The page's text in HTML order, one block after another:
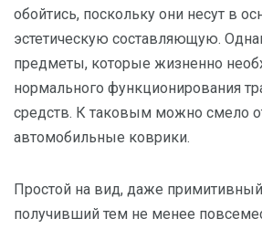
обойтись, поскольку они несут в
эстетическую составляющую.
предметы, которые жизненно
нормального функционирования
средств. К таковым можно смело
автомобильные коврики.
Простой на вид, даже примитивный
получивший тем не менее